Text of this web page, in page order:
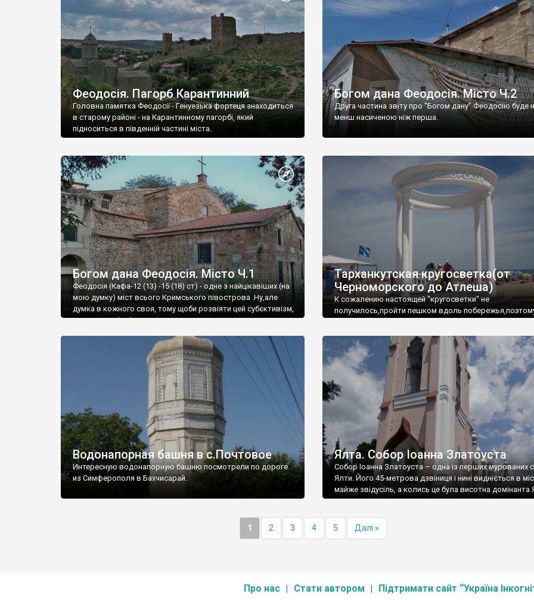
Феодосія. Пагорб Карантинний
Головна памятка Феодосії - Генуезька фортеця знаходиться
в старому районі - на Карантинному пагорбі, який
підноситься в південній частині міста.
Богом дана Феодосія. Місто Ч.2
Друга частина звіту про "Богом дану" Феодосію буде
менш насиченою ніж перша.
Богом дана Феодосія. Місто Ч.1
Феодосія (Кафа-12 (13) -15 (18) ст) - одне з найцікавіших (на
мою думку) міст всього Кримського півострова .Ну,але
думка в кожного своя, тому щоби розвіяти цей субєктивізм,
запрошую відвідати це
Тарханкутская кругосветка(от
Черноморского до Атлеша)
К сожалению настоящей "кругосветки" не
получилось,пройти пешком вдоль
Водонапорная башня в с.Почтовое
Интересную водонапорную башню посмотрели по дороге
из Симферополя в Бахчисарай.
Ялта. Собор Іоанна Златоуста
Собор Іоанна Златоуста – одна із перших мурованих
Ялти. Його 45-метрова дзвіниця і нині видніється в
майже звідусіль, а колись це була висотна домінанта
1 2 3 4 5 Далі »
Про нас Стати автором Підтримати сайт “Україна